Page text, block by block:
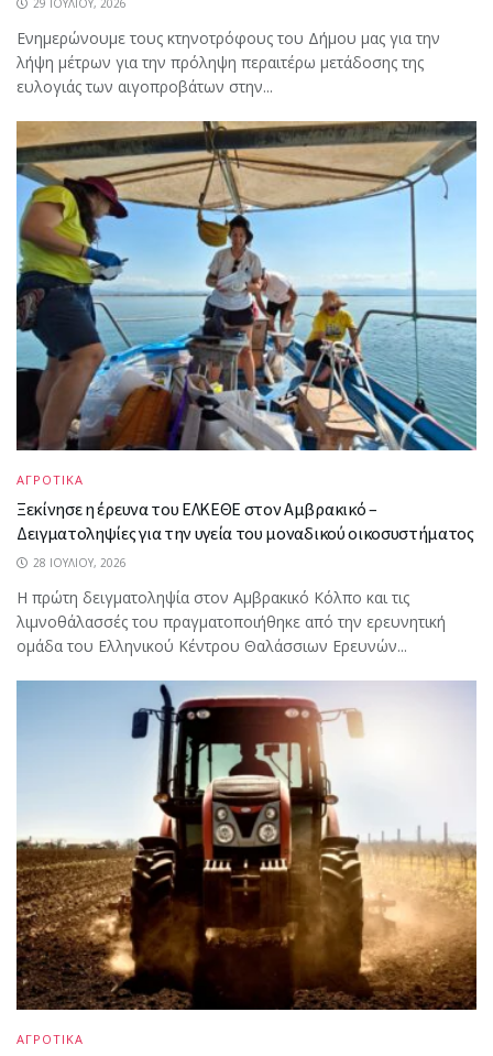
29 ΙΟΥΛΊΟΥ, 2026
Ενημερώνουμε τους κτηνοτρόφους του Δήμου μας για την
λήψη μέτρων για την πρόληψη περαιτέρω μετάδοσης της
ευλογιάς των αιγοπροβάτων στην...
ΑΓΡΟΤΙΚΑ
Ξεκίνησε η έρευνα του ΕΛΚΕΘΕ στον Αμβρακικό –
Δειγματοληψίες για την υγεία του μοναδικού οικοσυστήματος
28 ΙΟΥΛΊΟΥ, 2026
Η πρώτη δειγματοληψία στον Αμβρακικό Κόλπο και τις
λιμνοθάλασσές του πραγματοποιήθηκε από την ερευνητική
ομάδα του Ελληνικού Κέντρου Θαλάσσιων Ερευνών...
ΑΓΡΟΤΙΚΑ